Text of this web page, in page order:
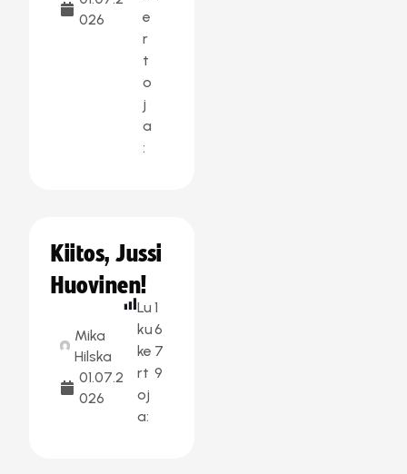
026
e
r
t
o
j
a
:
Kiitos, Jussi
Huovinen!
Mika
Hilska
01.07.2
026
Lu
ku
ke
rt
oj
a:
1
6
7
9